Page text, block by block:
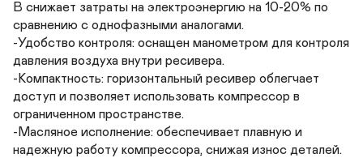
В снижает затраты на электроэнергию на 10-20% по
сравнению с однофазными аналогами.
-Удобство контроля: оснащен манометром для контроля
давления воздуха внутри ресивера.
-Компактность: горизонтальный ресивер облегчает
доступ и позволяет использовать компрессор в
ограниченном пространстве.
-Масляное исполнение: обеспечивает плавную и
надежную работу компрессора, снижая износ деталей.